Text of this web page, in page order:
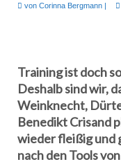
von Corinna Bergmann
Training ist doch
Deshalb sind wir,
Weinknecht,
Benedikt Crisand
wieder fleißig und
nach den Tools